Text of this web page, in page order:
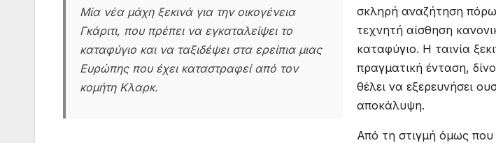
Μία νέα μάχη ξεκινά για την οικογένεια
Γκάριτι, που πρέπει να εγκαταλείψει το
καταφύγιο και να ταξιδέψει στα ερείπια μιας
Ευρώπης που έχει καταστραφεί από τον
κομήτη Κλαρκ.
σκληρή αναζήτηση
τεχνητή αίσθηση
καταφύγιο. Η ταινία
πραγματική ένταση,
θέλει να εξερευνήσει
αποκάλυψη.
Από τη στιγμή όμως